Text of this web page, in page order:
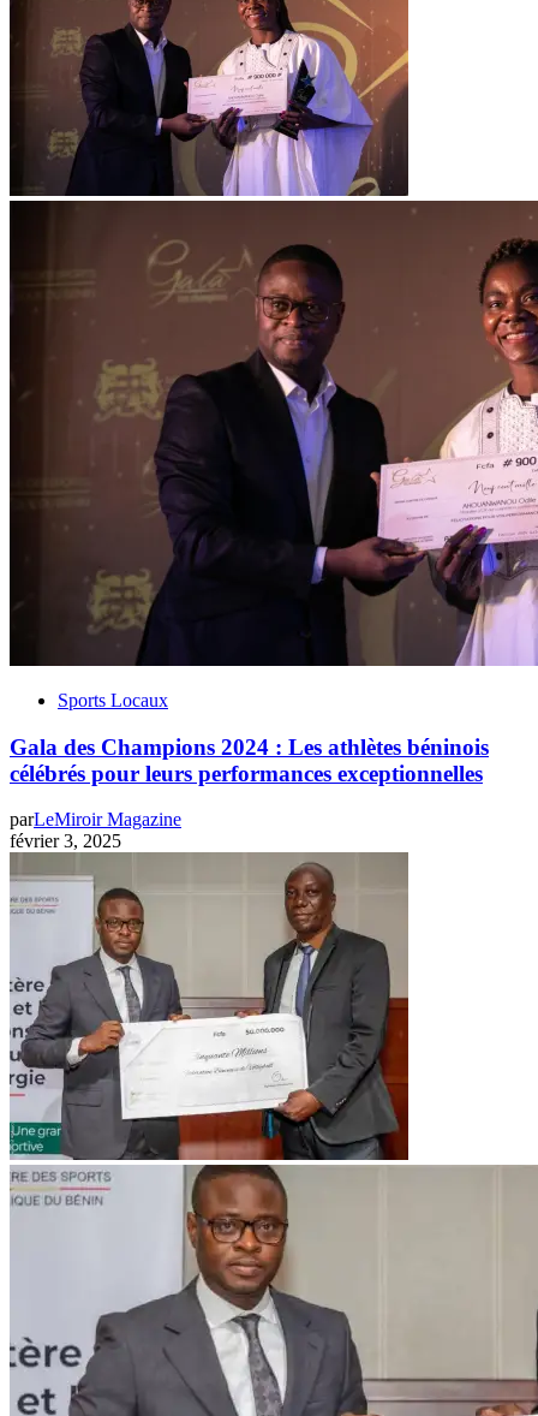
Sports Locaux
Gala des Champions 2024 : Les athlètes béninois
célébrés pour leurs performances exceptionnelles
parLeMiroir Magazine
février 3, 2025